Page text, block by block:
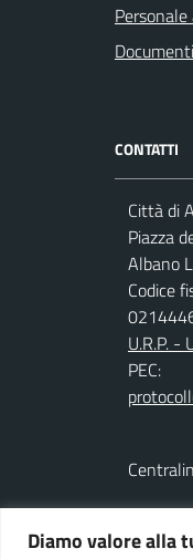
Diamo valore alla
CONTATTI
Città di
Piazza
Albano
Codice
U.R.P. -
PEC: